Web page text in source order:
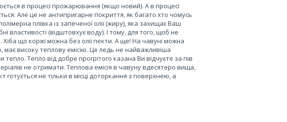
в процесі прожарювання (якщо новий). А в процесі
Але це не антипригарне покриття, як багато хто чомусь
плівка із запеченої олії (жиру), яка захищає Ваш
властивості (відштовхує воду). І тому, для того, щоб не
Хіба що коржі можна без олії пекти. А ще! На чавуні можна
має високу теплову емісію. Це ледь не найважливіша
тепло. Тепло від добре прогрітого казана Ви відчуєте за пів
не отримати. Теплова емісія в чавуну вдесятеро вища,
не тільки в місці доторкання з поверхнею, а